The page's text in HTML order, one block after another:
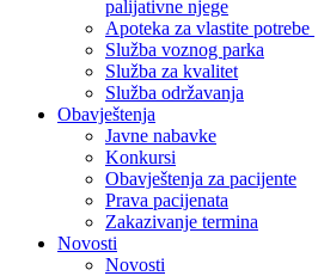
palijativne njege
Apoteka za vlastite potrebe
Služba voznog parka
Služba za kvalitet
Služba održavanja
Obavještenja
Javne nabavke
Konkursi
Obavještenja za pacijente
Prava pacijenata
Zakazivanje termina
Novosti
Novosti